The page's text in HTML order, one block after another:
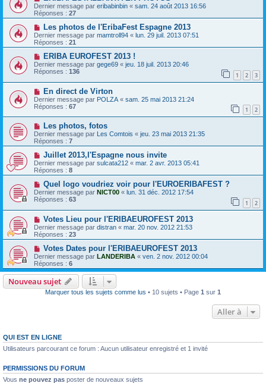
Dernier message par eribabinbin « sam. 24 août 2013 16:56
Réponses : 27
Les photos de l'EribaFest Espagne 2013
Dernier message par mamtroll94 « lun. 29 juil. 2013 07:51
Réponses : 21
ERIBA EUROFEST 2013 !
Dernier message par gege69 « jeu. 18 juil. 2013 20:46
Réponses : 136 1 2 3
En direct de Virton
Dernier message par POLZA « sam. 25 mai 2013 21:24
Réponses : 67 1 2
Les photos, fotos
Dernier message par Les Comtois « jeu. 23 mai 2013 21:35
Réponses : 7
Juillet 2013,l'Espagne nous invite
Dernier message par sulcata212 « mar. 2 avr. 2013 05:41
Réponses : 8
Quel logo voudriez voir pour l'EUROERIBAFEST ?
Dernier message par NICT00 « lun. 31 déc. 2012 17:54
Réponses : 63 1 2
Votes Lieu pour l'ERIBAEUROFEST 2013
Dernier message par distran « mar. 20 nov. 2012 21:53
Réponses : 23
Votes Dates pour l'ERIBAEUROFEST 2013
Dernier message par LANDERIBA « ven. 2 nov. 2012 00:04
Réponses : 6
Nouveau sujet
Marquer tous les sujets comme lus • 10 sujets • Page 1 sur 1
Aller à
QUI EST EN LIGNE
Utilisateurs parcourant ce forum : Aucun utilisateur enregistré et 1 invité
PERMISSIONS DU FORUM
Vous ne pouvez pas poster de nouveaux sujets